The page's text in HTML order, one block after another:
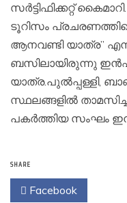
സർട്ടിഫിക്കറ്റ്
ടൂറിസം
ആനവണ്ടി യാത്ര”
ബസിലായിരുന്നു
യാത്ര.പുൽപ്പള്ളി,
സ്ഥലങ്ങളിൽ
പകർത്തിയ സംഘം
SHARE
Facebook